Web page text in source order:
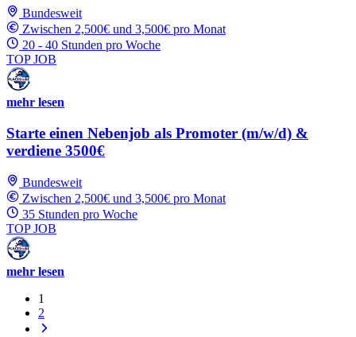
Bundesweit
Zwischen 2,500€ und 3,500€ pro Monat
20 - 40 Stunden pro Woche
TOP JOB
mehr lesen
Starte einen Nebenjob als Promoter (m/w/d) &
verdiene 3500€
Bundesweit
Zwischen 2,500€ und 3,500€ pro Monat
35 Stunden pro Woche
TOP JOB
mehr lesen
1
2